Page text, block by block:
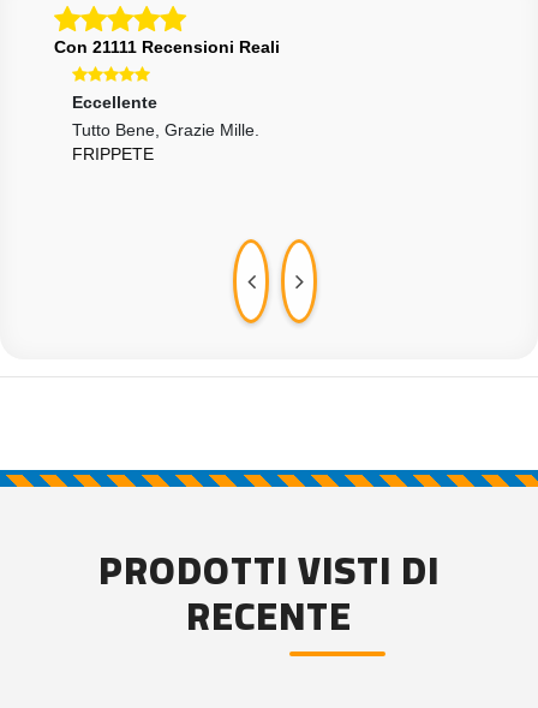
Con 21111 Recensioni Reali
Eccellente
Tutto Bene, Grazie Mille.
FRIPPETE
PRODOTTI VISTI DI
RECENTE